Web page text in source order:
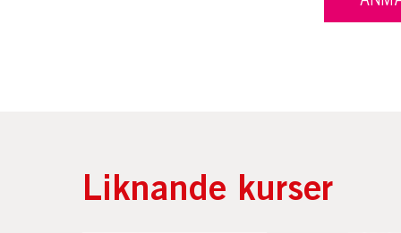
Liknande kurser